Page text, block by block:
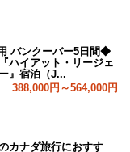
バンクーバー5日間◆
ハイアット・リージェ
』宿泊（J...
388,000円～564,000円
カナダ旅行におすす